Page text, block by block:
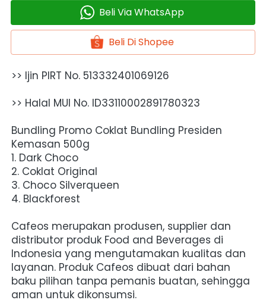
` Beli Via WhatsApp
` Beli Di Shopee
>> Ijin PIRT No. 513332401069126
>> Halal MUI No. ID33110002891780323
Bundling Promo Coklat Bundling Presiden
Kemasan 500g
1. Dark Choco
2. Coklat Original
3. Choco Silverqueen
4. Blackforest
Cafeos merupakan produsen, supplier dan
distributor produk Food and Beverages di
Indonesia yang mengutamakan kualitas dan
layanan. Produk Cafeos dibuat dari bahan
baku pilihan tanpa pemanis buatan, sehingga
aman untuk dikonsumsi.